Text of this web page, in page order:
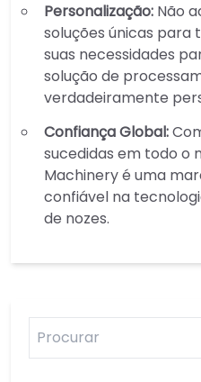
Personalização: Não
soluções únicas para
suas necessidades
solução de
verdadeiramente
Confiança Global:
sucedidas em todo o
Machinery é uma
confiável na
de nozes.